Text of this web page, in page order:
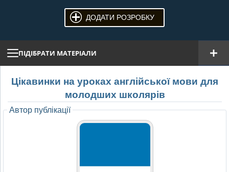
ДОДАТИ РОЗРОБКУ
ПІДІБРАТИ МАТЕРІАЛИ
Цікавинки на уроках англійської мови для
молодших школярів
Автор публікації